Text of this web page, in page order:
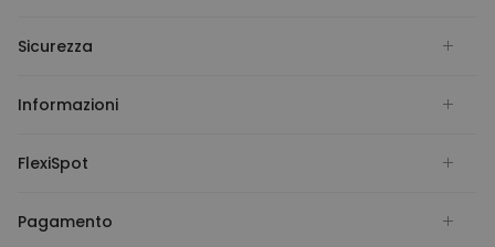
Sicurezza
Informazioni
FlexiSpot
Pagamento